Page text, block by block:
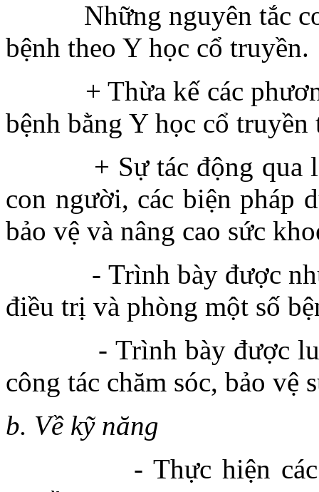
Những nguyên tắc cơ
bệnh theo Y học cổ truyền.
+ Thừa kế các phương
bệnh bằng Y học cổ
+ Sự tác động qua lại
con người, các biện pháp
bảo vệ và nâng cao sức
- Trình bày được
điều trị và phòng một số
- Trình bày được luật
công tác chăm sóc, bảo vệ
b. Về kỹ năng
- Thực hiện các